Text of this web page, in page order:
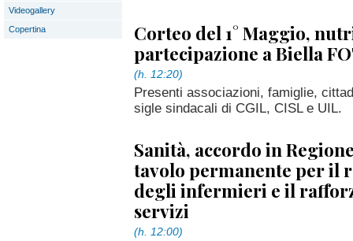
Videogallery
Copertina
Corteo del 1° Maggio,
partecipazione a Biella
(h. 12:20)
Presenti associazioni, famiglie,
sigle sindacali di CGIL, CISL e UIL.
Sanità, accordo in
tavolo permanente per il
degli infermieri e il
servizi
(h. 12:00)